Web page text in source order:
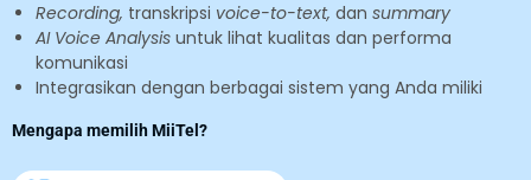
Recording, transkripsi voice-to-text, dan summary
AI Voice Analysis untuk lihat kualitas dan performa
komunikasi
Integrasikan dengan berbagai sistem yang Anda miliki
Mengapa memilih MiiTel?